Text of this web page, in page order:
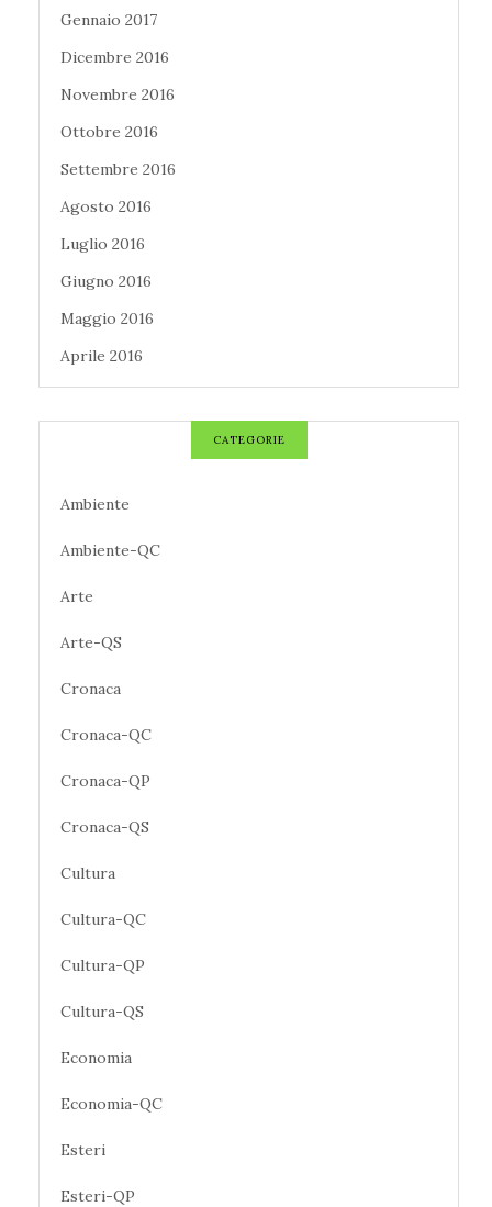
Gennaio 2017
Dicembre 2016
Novembre 2016
Ottobre 2016
Settembre 2016
Agosto 2016
Luglio 2016
Giugno 2016
Maggio 2016
Aprile 2016
CATEGORIE
Ambiente
Ambiente-QC
Arte
Arte-QS
Cronaca
Cronaca-QC
Cronaca-QP
Cronaca-QS
Cultura
Cultura-QC
Cultura-QP
Cultura-QS
Economia
Economia-QC
Esteri
Esteri-QP